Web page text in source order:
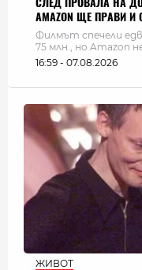
AMAZON ЩЕ ПРАВИ И
Филмът спечели
75 млн., но Amazon
16:59 - 07.08.2026
ЖИВОТ